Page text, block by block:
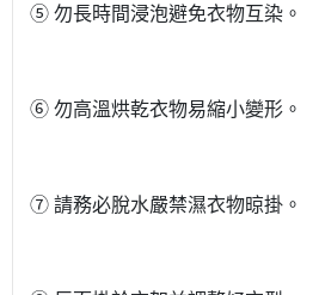
⑤ 勿長時間浸泡避免衣物互染。
⑥ 勿高溫烘乾衣物易縮小變形。
⑦ 請務必脫水嚴禁濕衣物晾掛。